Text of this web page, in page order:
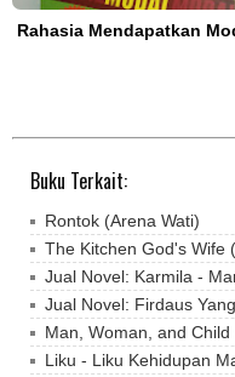
Rahasia Mendapatkan
Buku Terkait:
Rontok (Arena Wati)
The Kitchen God's Wife
Jual Novel: Karmila -
Jual Novel: Firdaus
Man, Woman, and Child
Liku - Liku Kehidupan